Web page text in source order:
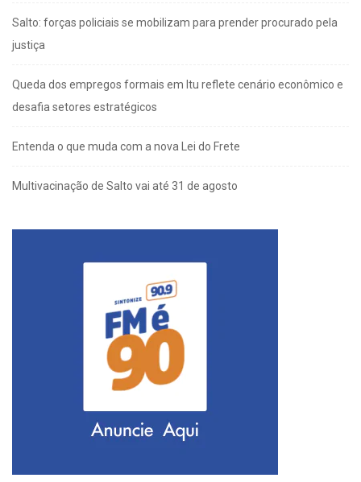
Salto: forças policiais se mobilizam para prender procurado pela
justiça
Queda dos empregos formais em Itu reflete cenário econômico e
desafia setores estratégicos
Entenda o que muda com a nova Lei do Frete
Multivacinação de Salto vai até 31 de agosto